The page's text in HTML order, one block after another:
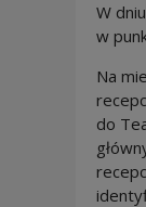
W
w
Na
do